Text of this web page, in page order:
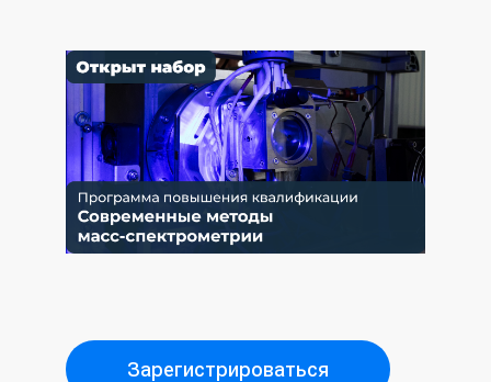
Зарегистрироваться